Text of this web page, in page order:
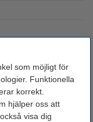
som möjligt för
Funktionella
korrekt.
hjälper oss att
visa dig
utskrifter